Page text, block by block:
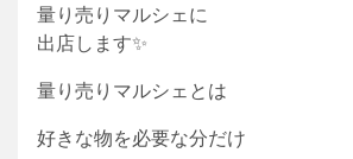
量り売りマルシェに
出店します✨
量り売りマルシェとは
好きな物を必要な分だけ